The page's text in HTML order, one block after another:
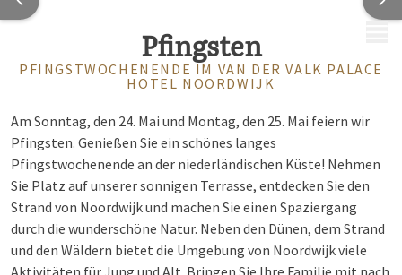
Pfingsten
PFINGSTWOCHENENDE IM VAN DER VALK PALACE
HOTEL NOORDWIJK
Am Sonntag, den 24. Mai und Montag, den 25. Mai feiern wir
Pfingsten. Genießen Sie ein schönes langes
Pfingstwochenende an der niederländischen Küste! Nehmen
Sie Platz auf unserer sonnigen Terrasse, entdecken Sie den
Strand von Noordwijk und machen Sie einen Spaziergang
durch die wunderschöne Natur. Neben den Dünen, dem Strand
und den Wäldern bietet die Umgebung von Noordwijk viele
Aktivitäten für Jung und Alt. Bringen Sie Ihre Familie mit nach